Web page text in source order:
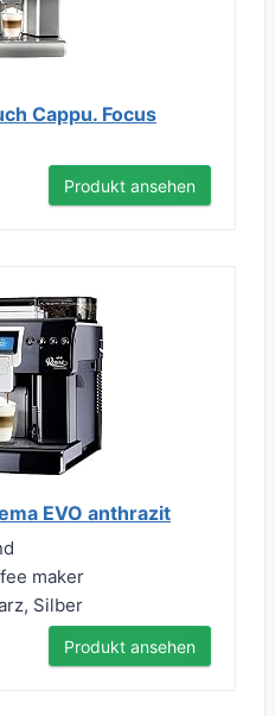
Cappu. Focus
Produkt ansehen
EVO anthrazit
maker
Silber
Produkt ansehen